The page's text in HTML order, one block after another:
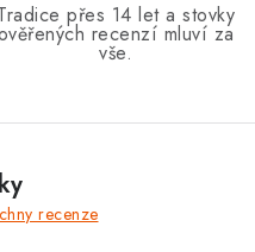
přes 14 let a stovky
recenzí mluví za
vše.
recenze